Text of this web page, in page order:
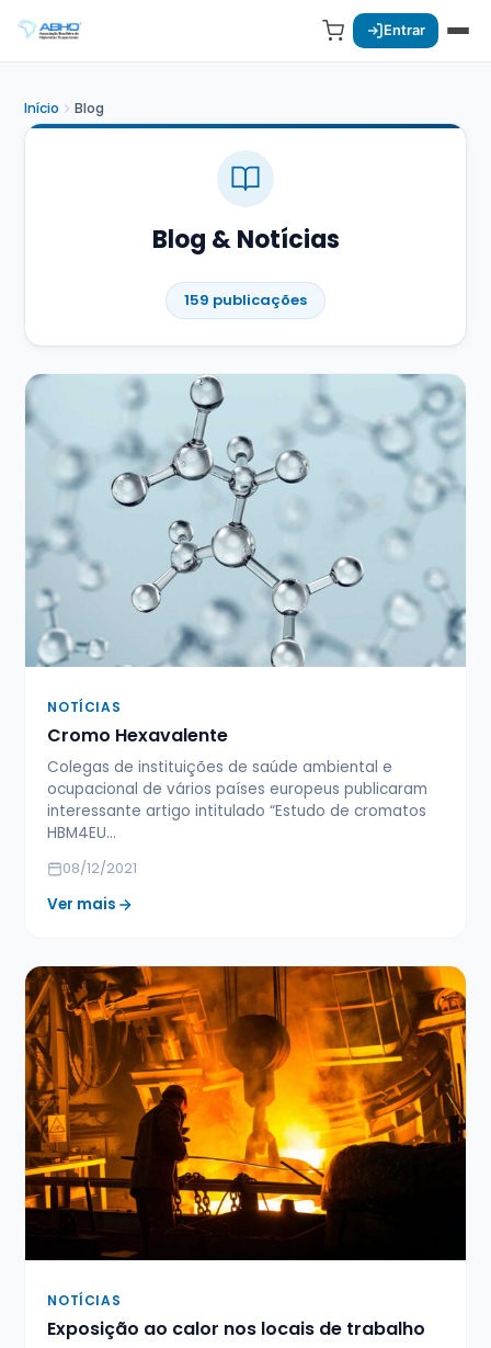
Entrar
Início Blog
Blog & Notícias
159 publicações
NOTÍCIAS
Cromo Hexavalente
Colegas de instituições de saúde ambiental e
ocupacional de vários países europeus publicaram
interessante artigo intitulado “Estudo de cromatos
HBM4EU…
08/12/2021
Ver mais
NOTÍCIAS
Exposição ao calor nos locais de trabalho